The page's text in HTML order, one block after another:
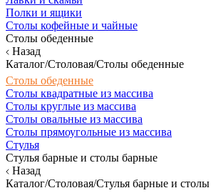
Полки и ящики
Столы кофейные и чайные
Столы обеденные
Назад
Каталог/Столовая/Столы обеденные
Столы обеденные
Столы квадратные из массива
Столы круглые из массива
Столы овальные из массива
Столы прямоугольные из массива
Стулья
Стулья барные и столы барные
Назад
Каталог/Столовая/Стулья барные и